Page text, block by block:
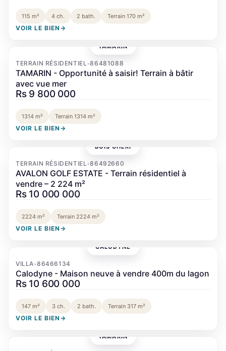
115 m² 4 ch. 2 bath. Terrain 170 m²
VOIR LE BIEN →
TAMARIN
TERRAIN RÉSIDENTIEL •86481088
TAMARIN - Opportunité à saisir! Terrain à bâtir
avec vue mer
Rs 9 800 000
1314 m² Terrain 1314 m²
VOIR LE BIEN →
BOIS CHÉRI
TERRAIN RÉSIDENTIEL •86492660
AVALON GOLF ESTATE - Terrain résidentiel à
vendre – 2 224 m²
Rs 10 000 000
2224 m² Terrain 2224 m²
VOIR LE BIEN →
CALODYNE
VILLA•86466134
Calodyne - Maison neuve à vendre 400m du lagon
Rs 10 600 000
147 m² 3 ch. 2 bath. Terrain 317 m²
VOIR LE BIEN →
TAMARIN